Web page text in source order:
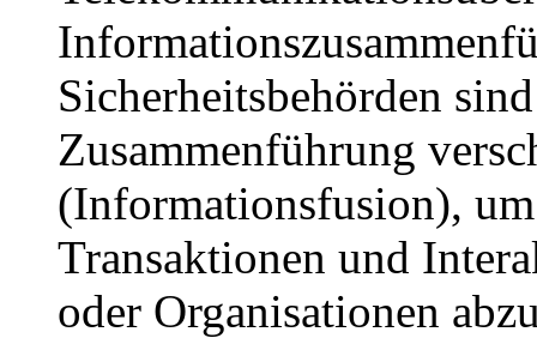
Sicherheitsbehörden
Zusammenführung
(Informationsfusion), um
Transaktionen und
oder Organisationen